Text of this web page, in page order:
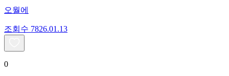
오월에
조회수 7826.01.13
0